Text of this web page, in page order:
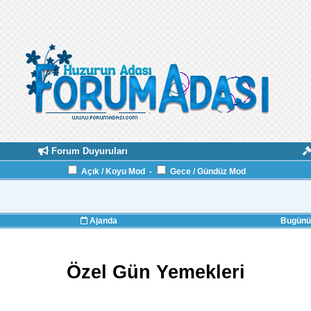
Forum Duyuruları
Açık / Koyu Mod - Gece / Gündüz Mod
Ajanda
Özel Gün Yemekleri